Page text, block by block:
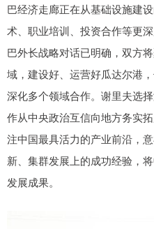
巴经济走廊正在从基础设施建
术、职业培训、投资合作等更
巴外长战略对话已明确，双方
域，建设好、运营好瓜达尔港
深化多个领域合作。谢里夫选
作从中央政治互信向地方务实
注中国最具活力的产业前沿，
新、集群发展上的成功经验，
发展成果。